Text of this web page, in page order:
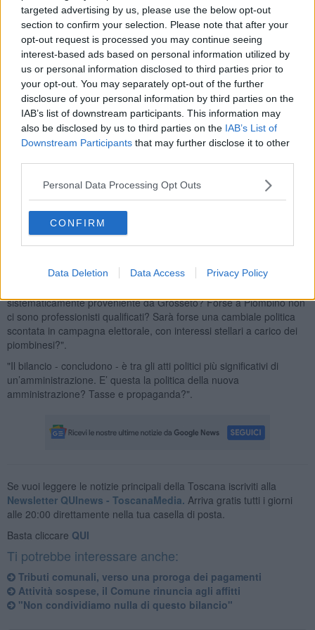
targeted advertising by us, please use the below opt-out
section to confirm your selection. Please note that after your
opt-out request is processed you may continue seeing
interest-based ads based on personal information utilized by
us or personal information disclosed to third parties prior to
your opt-out. You may separately opt-out of the further
disclosure of your personal information by third parties on the
IAB’s list of downstream participants. This information may
also be disclosed by us to third parties on the IAB’s List of
Downstream Participants that may further disclose it to other
Personal Data Processing Opt Outs
CONFIRM
Data Deletion Data Access Privacy Policy
invece l’evidenza pubblica e con un organico ampiamente coperto".
Lo sottolinea il gruppo consiliare Pd in una nota.
"All’interno della segreteria del sindaco sono già presenti una unità,
assunta come addetta alla comunicazione, e una risorsa interna,
responsabile di servizio, peraltro iscritta all'albo dei giornalisti.
Insomma,anziché potenziare altri settori strategici per la
propaganda politica. Mentre rimane sospesa, lo è ormai da sette
mesi, la pubblicazione del periodicoPiombino Oggi,
rappresentava un momento di informazione per la cittadinanza e di
pluralismo, dal momento che portava in tutte le case la voce di tutte
le forze politiche presenti in Consiglio comunale. - prosegue - La
sospensione è dettata da esigenze di bilancio, esigenze che
propaganda politica".
sistematicamente proveniente da Grosseto? Forse a Piombino non
ci sono professionisti qualificati? Sarà forse una cambiale politica
scontata in campagna elettorale, con interessi stellari a carico dei
piombinesi?".
"Il bilancio - concludono - è tra gli atti politici più significativi di
un’amministrazione. E’ questa la politica della nuova
amministrazione? Tasse e propaganda?".
Se vuoi leggere le notizie principali della Toscana iscriviti alla
Newsletter QUInews - ToscanaMedia. Arriva gratis tutti i giorni
alle 20:00 direttamente nella tua casella di posta.
Basta cliccare QUI
Ti potrebbe interessare anche:
Tributi comunali, verso una proroga dei pagamenti
Attività sospese, il Comune rinuncia agli affitti
"Non condividiamo nulla di questo bilancio"